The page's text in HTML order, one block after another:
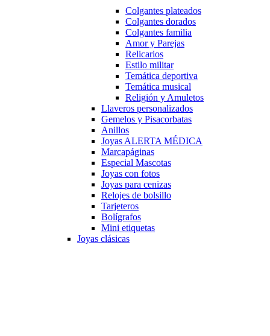
Colgantes plateados
Colgantes dorados
Colgantes familia
Amor y Parejas
Relicarios
Estilo militar
Temática deportiva
Temática musical
Religión y Amuletos
Llaveros personalizados
Gemelos y Pisacorbatas
Anillos
Joyas ALERTA MÉDICA
Marcapáginas
Especial Mascotas
Joyas con fotos
Joyas para cenizas
Relojes de bolsillo
Tarjeteros
Bolígrafos
Mini etiquetas
Joyas clásicas